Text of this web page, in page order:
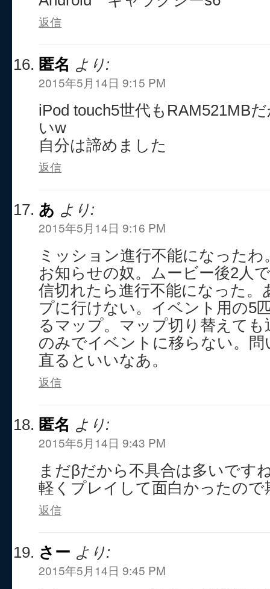
返信
匿名 より:
2015年5月14日 9:15 PM
iPod touch5世代もRAM521MB
いw
自分は諦めました
返信
あ より:
2015年5月14日 9:16 PM
ミッション進行不能になったわ
お知らせの奴。ムービー後2人
信切れたら進行不能になった
プに行けない。イベント用の5
るマップ。マップ切り替えて
のみでイベントに移らない。
直るといいなあ。
返信
匿名 より:
2015年5月14日 9:43 PM
まだβだから不具合は多いです
軽くプレイして面白かったので
返信
さー より:
2015年5月14日 9:45 PM